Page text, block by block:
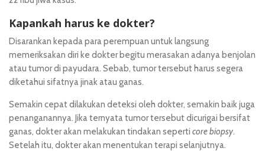
Kapankah harus ke dokter?
Disarankan kepada para perempuan untuk langsung
memeriksakan diri ke dokter begitu merasakan adanya benjolan
atau tumor di payudara. Sebab, tumor tersebut harus segera
diketahui sifatnya jinak atau ganas.
Semakin cepat dilakukan deteksi oleh dokter, semakin baik juga
penanganannya. Jika ternyata tumor tersebut dicurigai bersifat
ganas, dokter akan melakukan tindakan seperti core biopsy.
Setelah itu, dokter akan menentukan terapi selanjutnya.